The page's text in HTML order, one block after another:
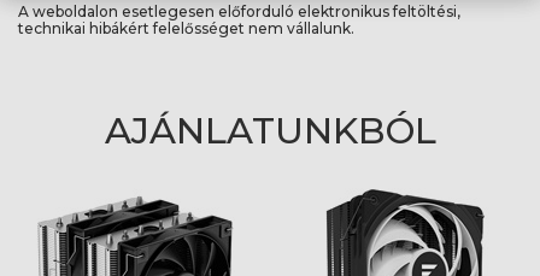
A weboldalon esetlegesen előforduló elektronikus feltöltési,
technikai hibákért felelősséget nem vállalunk.
AJÁNLATUNKBÓL